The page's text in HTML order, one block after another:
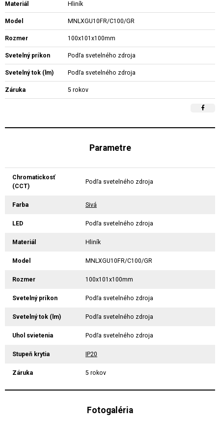
Materiál Hliník
Model MNLXGU10FR/C100/GR
Rozmer 100x101x100mm
Svetelný príkon Podľa svetelného zdroja
Svetelný tok (lm) Podľa svetelného zdroja
Záruka 5 rokov
Parametre
Chromatickosť
(CCT)
Podľa svetelného zdroja
Farba Sivá
LED Podľa svetelného zdroja
Materiál Hliník
Model MNLXGU10FR/C100/GR
Rozmer 100x101x100mm
Svetelný príkon Podľa svetelného zdroja
Svetelný tok (lm) Podľa svetelného zdroja
Uhol svietenia Podľa svetelného zdroja
Stupeň krytia IP20
Záruka 5 rokov
Fotogaléria